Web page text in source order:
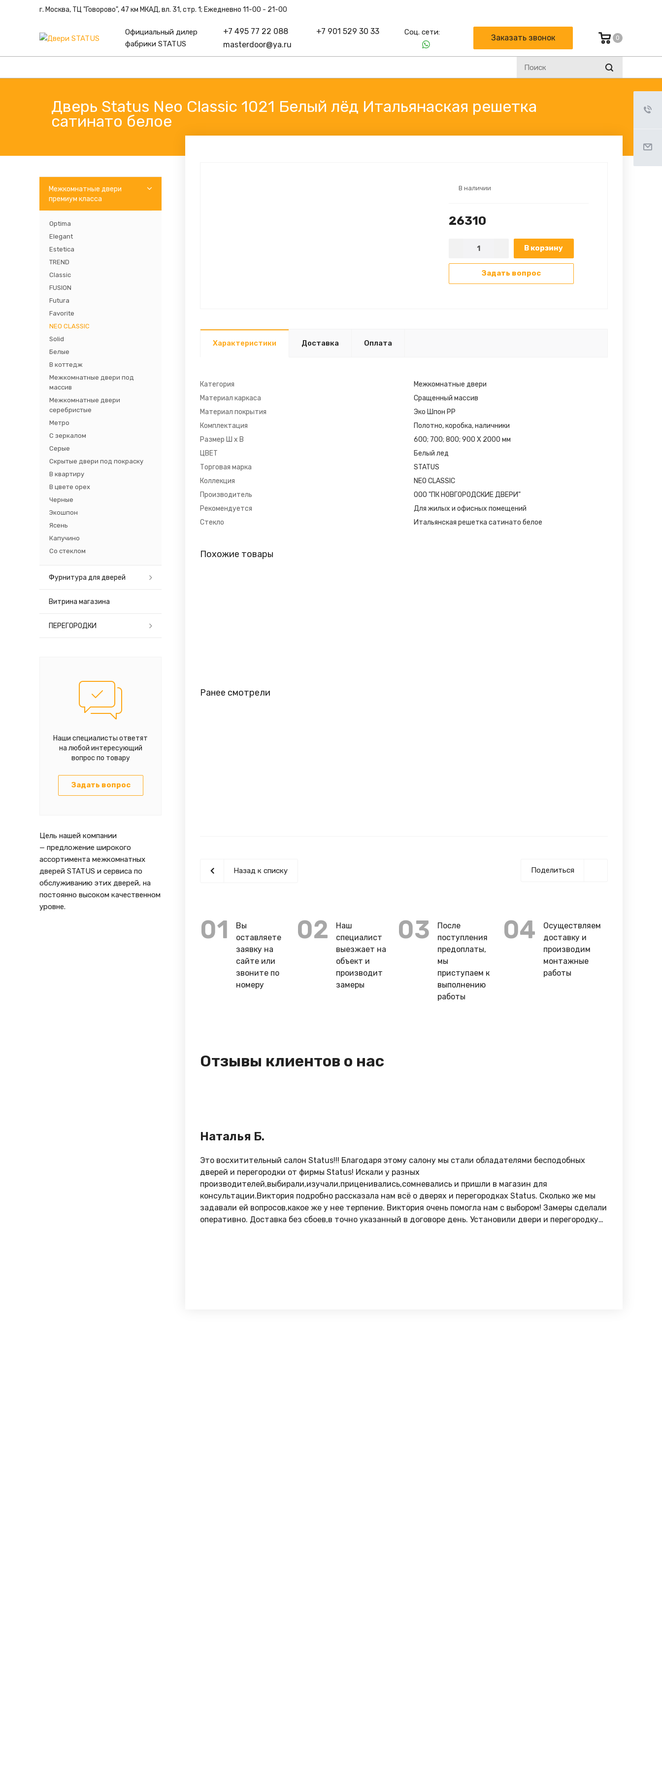
г. Москва, ТЦ "Говорово", 47 км МКАД, вл. 31, стр. 1; Ежедневно 11-00 - 21-00
Официальный дилер
фабрики STATUS
+7 495 77 22 088
+7 901 529 30 33
masterdoor@ya.ru
Соц. сети:
Заказать звонок 0
Дверь Status Neo Classic 1021 Белый лёд Итальянаская решетка
сатинато белое
В наличии
26310
В корзину
Задать вопрос
Характеристики Доставка Оплата
Категория
Межкомнатные двери
Материал каркаса
Сращенный массив
Материал покрытия
Эко Шпон РР
Комплектация
Полотно, коробка, наличники
Размер Ш х В
600; 700; 800; 900 Х 2000 мм
ЦВЕТ
Белый лед
Торговая марка
STATUS
Коллекция
NEO CLASSIC
Производитель
ООО "ПК НОВГОРОДСКИЕ ДВЕРИ"
Рекомендуется
Для жилых и офисных помещений
Стекло
Итальянская решетка сатинато белое
Похожие товары
Ранее смотрели
Поделиться
Назад к списку
01
Вы
оставляете
заявку на
сайте или
звоните по
номеру
02
Наш
специалист
выезжает на
объект и
производит
замеры
03
После
поступления
предоплаты,
мы
приступаем к
выполнению
работы
04
Осуществляем
доставку и
производим
монтажные
работы
Отзывы клиентов о нас
Наталья Б.
Это восхитительный салон Status!!! Благодаря этому салону мы стали обладателями бесподобных
дверей и перегородки от фирмы Status! Искали у разных
производителей,выбирали,изучали,приценивались,сомневались и пришли в магазин для
консультации.Виктория подробно рассказала нам всё о дверях и перегородках Status. Сколько же мы
задавали ей вопросов,какое же у нее терпение. Виктория очень помогла нам с выбором! Замеры сделали
оперативно. Доставка без сбоев,в точно указанный в договоре день. Установили двери и перегородку
Межкомнатные двери
премиум класса
Optima
Elegant
Estetica
TREND
Classic
FUSION
Futura
Favorite
NEO CLASSIC
Solid
Белые
В коттедж
Межкомнатные двери под
массив
Межкомнатные двери
серебристые
Метро
С зеркалом
Серые
Скрытые двери под покраску
В квартиру
В цвете орех
Черные
Экошпон
Ясень
Капучино
Со стеклом
Фурнитура для дверей
Витрина магазина
ПЕРЕГОРОДКИ
Наши специалисты ответят
на любой интересующий
вопрос по товару
Задать вопрос
Цель нашей компании
— предложение широкого
ассортимента межкомнатных
дверей STATUS и сервиса по
обслуживанию этих дверей, на
постоянно высоком качественном
уровне.